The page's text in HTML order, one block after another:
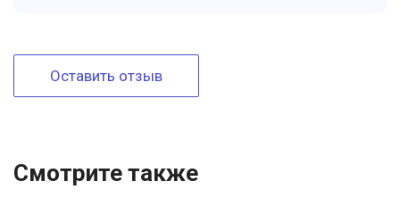
Оставить отзыв
Смотрите также